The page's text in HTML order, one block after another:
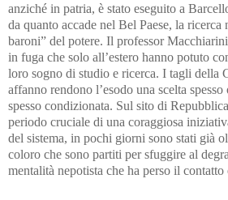
anziché in patria, è stato eseguito a
da quanto accade nel Bel Paese, la ricerca
baroni” del potere. Il professor
in fuga che solo all’estero hanno potuto
loro sogno di studio e ricerca. I tagli della
affanno rendono l’esodo una scelta
spesso condizionata. Sul sito di
periodo cruciale di una coraggiosa
del sistema, in pochi giorni sono stati già
coloro che sono partiti per sfuggire al
mentalità nepotista che ha perso il